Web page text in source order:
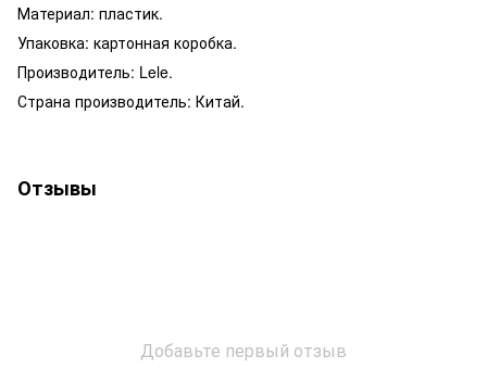
Материал: пластик.
Упаковка: картонная коробка.
Производитель: Lele.
Страна производитель: Китай.
Отзывы
Добавьте первый отзыв